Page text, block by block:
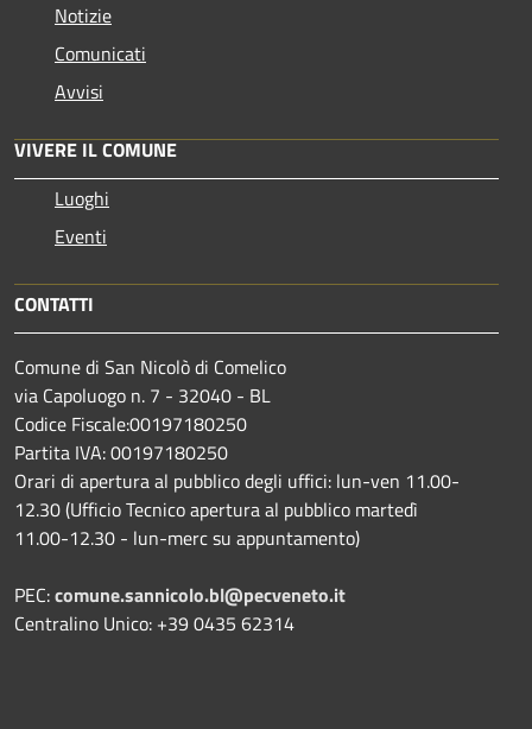
Notizie
Comunicati
Avvisi
VIVERE IL COMUNE
Luoghi
Eventi
CONTATTI
Comune di San Nicolò di Comelico
via Capoluogo n. 7 - 32040 - BL
Codice Fiscale:00197180250
Partita IVA: 00197180250
Orari di apertura al pubblico degli uffici: lun-ven 11.00-
12.30 (Ufficio Tecnico apertura al pubblico martedì
11.00-12.30 - lun-merc su appuntamento)
PEC:comune.sannicolo.bl@pecveneto.it
Centralino Unico: +39 0435 62314